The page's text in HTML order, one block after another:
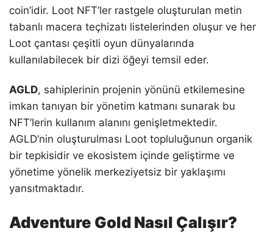
coin’idir. Loot NFT’ler rastgele oluşturulan metin
tabanlı macera teçhizatı listelerinden oluşur ve her
Loot çantası çeşitli oyun dünyalarında
kullanılabilecek bir dizi öğeyi temsil eder.
AGLD, sahiplerinin projenin yönünü etkilemesine
imkan tanıyan bir yönetim katmanı sunarak bu
NFT’lerin kullanım alanını genişletmektedir.
AGLD’nin oluşturulması Loot topluluğunun organik
bir tepkisidir ve ekosistem içinde geliştirme ve
yönetime yönelik merkeziyetsiz bir yaklaşımı
yansıtmaktadır.
Adventure Gold Nasıl Çalışır?